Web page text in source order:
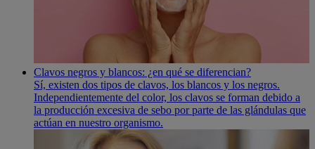
Clavos negros y blancos: ¿en qué se diferencian?
Sí­, existen dos tipos de clavos, los blancos y los negros.
Independientemente del color, los clavos se forman debido a
la producción excesiva de sebo por parte de las glándulas que
actúan en nuestro organismo.